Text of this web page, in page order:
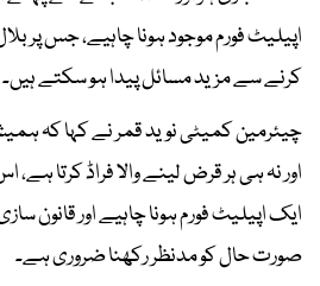
اپیلیٹ فورم موجود ہونا چاہیے، جس پر
کرنے سے مزید مسائل پیدا ہو سکتے ہیں۔
چیئرمین کمیٹی نوید قمر نے کہا کہ
اور نہ ہی ہر قرض لینے والا فراڈ کرتا
ایک اپیلیٹ فورم ہونا چاہیے اور قانون
صورت حال کو مدنظر رکھنا ضروری ہے۔